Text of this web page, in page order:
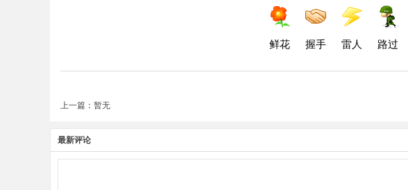
鲜花 握手 雷人 路过
上一篇：暂无
最新评论